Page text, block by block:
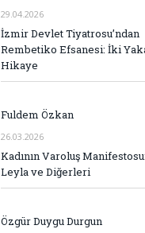
29.04.2026
İzmir Devlet Tiyatrosu’ndan
Rembetiko Efsanesi: İki
Hikaye
Fuldem Özkan
26.03.2026
Kadının Varoluş
Leyla ve Diğerleri
Özgür Duygu Durgun